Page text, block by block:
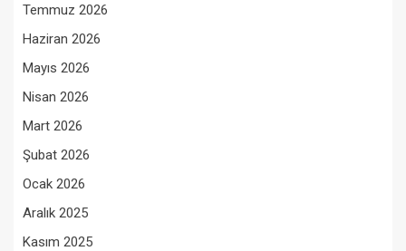
Temmuz 2026
Haziran 2026
Mayıs 2026
Nisan 2026
Mart 2026
Şubat 2026
Ocak 2026
Aralık 2025
Kasım 2025